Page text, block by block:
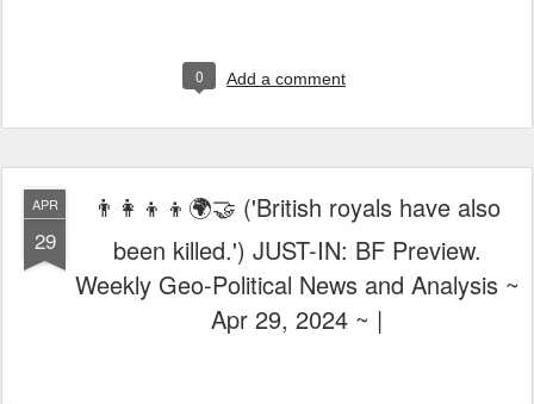
0 Add a comment
APR
29
👨‍👩‍👦‍👦🌍🤝 ('British royals have also
been killed.') JUST-IN: BF Preview.
Weekly Geo-Political News and Analysis ~
Apr 29, 2024 ~ |